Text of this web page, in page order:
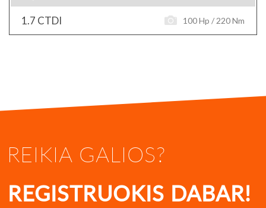
1.7 CTDI 100 Hp / 220 Nm
REIKIA GALIOS?
REGISTRUOKIS DABAR!